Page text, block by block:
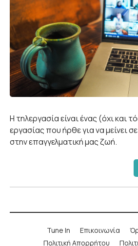
Η τηλεργασία είναι ένας (όχι και
εργασίας που ήρθε για να μείνει
στην επαγγελματική μας ζωή.
Tune In Επικοινωνία
Πολιτική Απορρήτου